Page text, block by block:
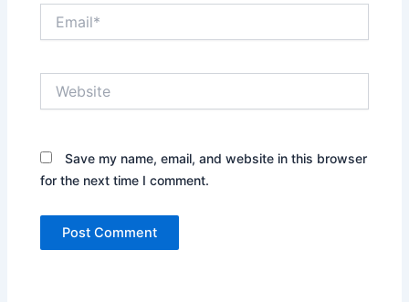
Save my name, email, and website in this browser
for the next time I comment.